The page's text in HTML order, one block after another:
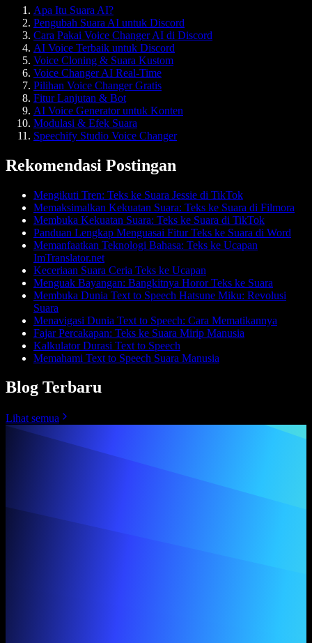
Apa Itu Suara AI?
Pengubah Suara AI untuk Discord
Cara Pakai Voice Changer AI di Discord
AI Voice Terbaik untuk Discord
Voice Cloning & Suara Kustom
Voice Changer AI Real-Time
Pilihan Voice Changer Gratis
Fitur Lanjutan & Bot
AI Voice Generator untuk Konten
Modulasi & Efek Suara
Speechify Studio Voice Changer
Rekomendasi Postingan
Mengikuti Tren: Teks ke Suara Jessie di TikTok
Memaksimalkan Kekuatan Suara: Teks ke Suara di Filmora
Membuka Kekuatan Suara: Teks ke Suara di TikTok
Panduan Lengkap Menguasai Fitur Teks ke Suara di Word
Memanfaatkan Teknologi Bahasa: Teks ke Ucapan
ImTranslator.net
Keceriaan Suara Ceria Teks ke Ucapan
Menguak Bayangan: Bangkitnya Horor Teks ke Suara
Membuka Dunia Text to Speech Hatsune Miku: Revolusi
Suara
Menavigasi Dunia Text to Speech: Cara Mematikannya
Fajar Percakapan: Teks ke Suara Mirip Manusia
Kalkulator Durasi Text to Speech
Memahami Text to Speech Suara Manusia
Blog Terbaru
Lihat semua